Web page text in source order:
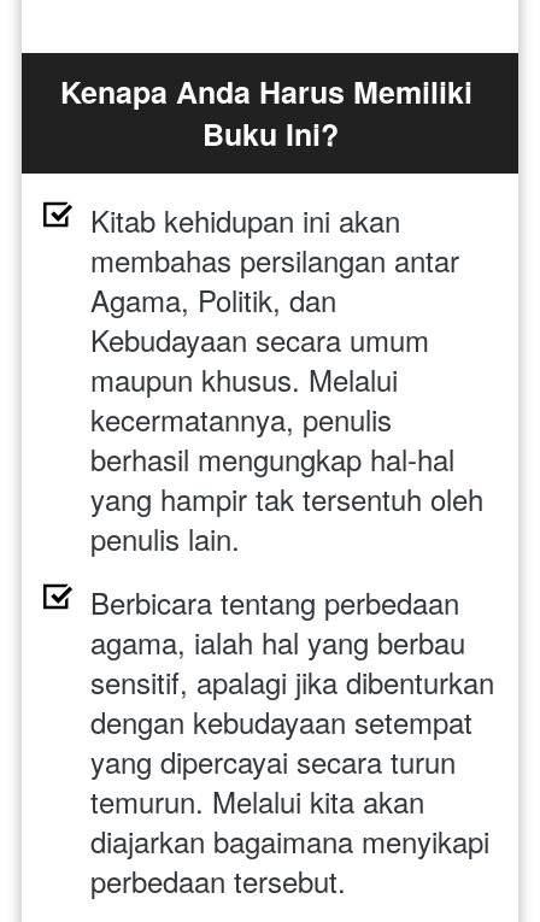
Kenapa Anda Harus Memiliki
Buku Ini?
Kitab kehidupan ini akan
membahas persilangan antar
Agama, Politik, dan
Kebudayaan secara umum
maupun khusus. Melalui
kecermatannya, penulis
berhasil mengungkap hal-hal
yang hampir tak tersentuh oleh
penulis lain.
Berbicara tentang perbedaan
agama, ialah hal yang berbau
sensitif, apalagi jika dibenturkan
dengan kebudayaan setempat
yang dipercayai secara turun
temurun. Melalui kita akan
diajarkan bagaimana menyikapi
perbedaan tersebut.